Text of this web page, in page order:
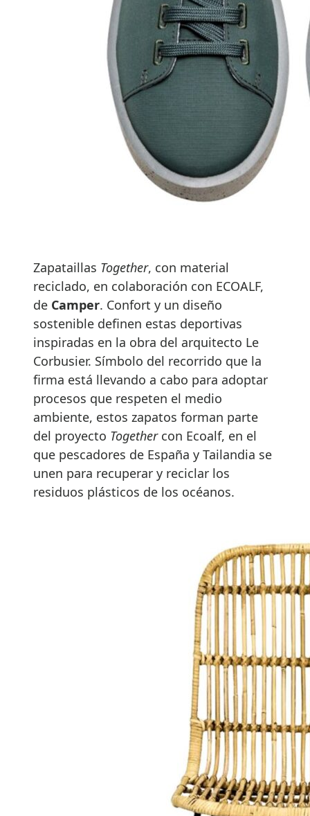
Zapataillas Together, con material
reciclado, en colaboración con ECOALF,
de Camper. Confort y un diseño
sostenible definen estas deportivas
inspiradas en la obra del arquitecto Le
Corbusier. Símbolo del recorrido que la
firma está llevando a cabo para adoptar
procesos que respeten el medio
ambiente, estos zapatos forman parte
del proyecto Togethercon Ecoalf, en el
que pescadores de España y Tailandia se
unen para recuperar y reciclar los
residuos plásticos de los océanos.